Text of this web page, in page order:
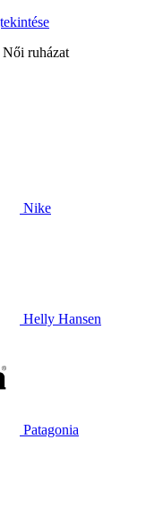
Női ruházat
Nike
Helly Hansen
Patagonia